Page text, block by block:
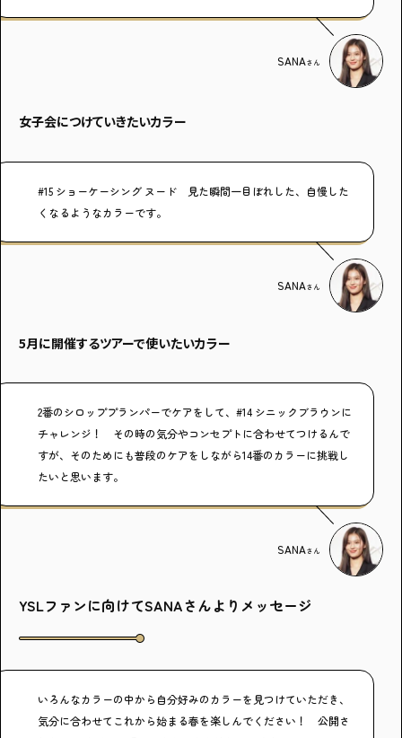
SANAさん
女子会につけていきたいカラー
#15 ショーケーシング ヌード 見た瞬間一目ぼれした、自慢した
くなるようなカラーです。
SANAさん
5月に開催するツアーで使いたいカラー
2番のシロッププランパーでケアをして、#14 シニックブラウンに
チャレンジ！ その時の気分やコンセプトに合わせてつけるんで
すが、そのためにも普段のケアをしながら14番のカラーに挑戦し
たいと思います。
SANAさん
YSLファンに向けてSANAさんよりメッセージ
いろんなカラーの中から自分好みのカラーを見つけていただき、
気分に合わせてこれから始まる春を楽しんでください！ 公開さ